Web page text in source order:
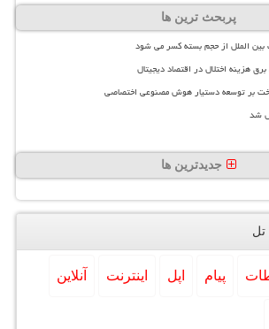
پربحث ترین ها
بین الملل از حجم بسته کسر می شود
هزینه اختلال در اقتصاد دیجیتال
بر توسعه دستیار هوش مصنوعی اختصاصی
شد
جدیدترین ها
تل
پیام اپل اینترنت آنلاین